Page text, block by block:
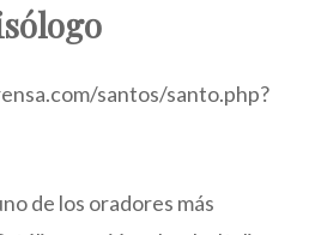
santos/santo.php?
de los oradores más